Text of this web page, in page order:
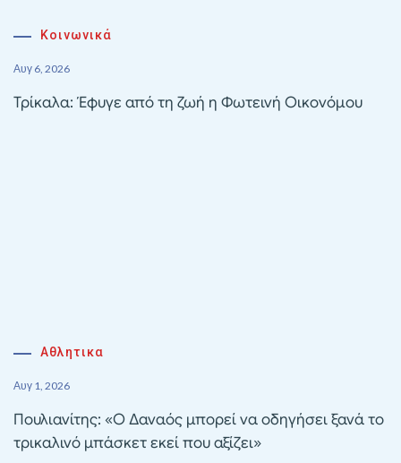
Κοινωνικά
Αυγ 6, 2026
Τρίκαλα: Έφυγε από τη ζωή η Φωτεινή Οικονόμου
Αθλητικα
Αυγ 1, 2026
Πουλιανίτης: «Ο Δαναός μπορεί να οδηγήσει ξανά το
τρικαλινό μπάσκετ εκεί που αξίζει»